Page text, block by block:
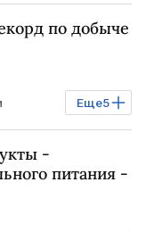
19
по добыче
Еще5
-
питания -